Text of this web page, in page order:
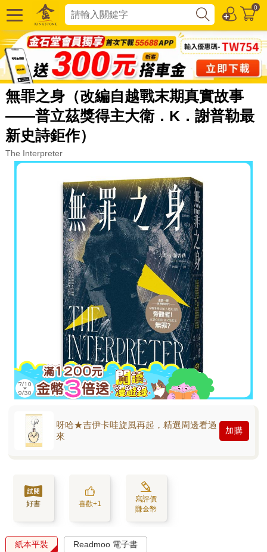
0
無罪之身（改編自越戰末期真實故事
——普立茲獎得主大衛．K．謝普勒最
新史詩鉅作）
The Interpreter
呀哈★吉伊卡哇旋風再起，精選周邊看過
來
加購
好書 喜歡+1
寫評價
賺金幣
紙本平裝 Readmoo 電子書